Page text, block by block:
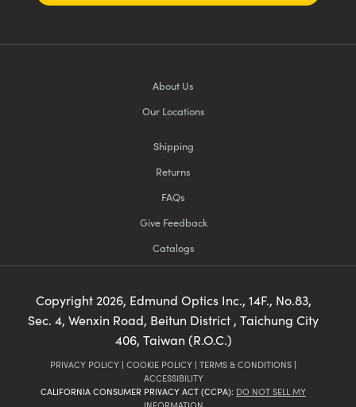
About Us
Our Locations
Shipping
Returns
FAQs
Give Feedback
Catalogs
Copyright 2026, Edmund Optics Inc., 14F., No.83,
Sec. 4, Wenxin Road, Beitun District , Taichung City
406, Taiwan (R.O.C.)
PRIVACY POLICY | COOKIE POLICY | TERMS & CONDITIONS |
ACCESSIBILITY
CALIFORNIA CONSUMER PRIVACY ACT (CCPA): DO NOT SELL MY